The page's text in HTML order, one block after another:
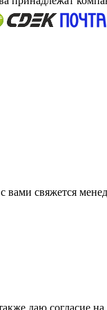
вами свяжется
также даю согласие